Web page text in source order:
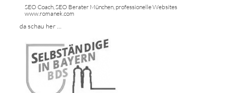
SEO Coach, SEO Berater München, professionelle Websites
www.romanek.com
da schau her ...